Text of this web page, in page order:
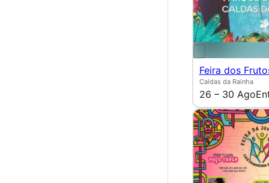
Feira dos
Caldas da Rainha
26 – 30 Ago